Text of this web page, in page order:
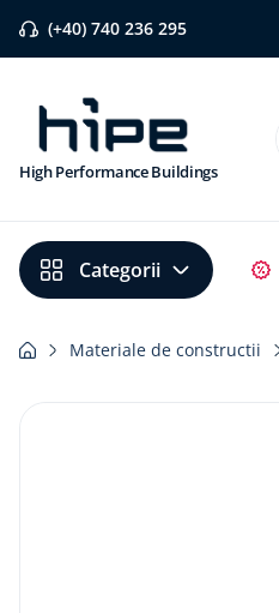
(+40) 740 236 295
High Performance Buildings
Materiale de constructii